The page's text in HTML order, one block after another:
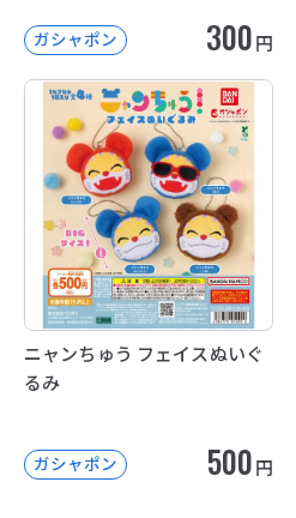
ガシャポン 300円
ニャンちゅう フェイスぬいぐ
るみ
ガシャポン 500円